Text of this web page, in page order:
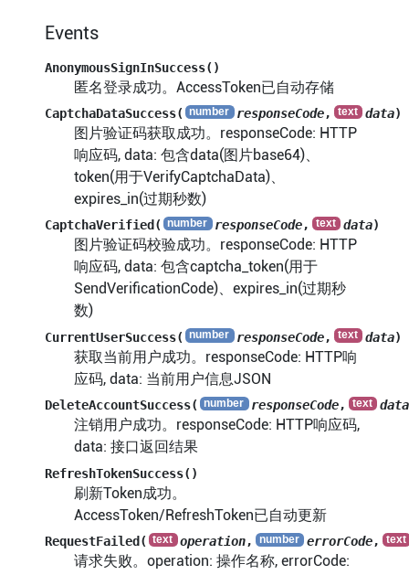
Events
AnonymousSignInSuccess()
匿名登录成功。AccessToken已自动存储
CaptchaDataSuccess( responseCode, data)
图片验证码获取成功。responseCode: HTTP
响应码, data: 包含data(图片base64)、
token(用于VerifyCaptchaData)、
expires_in(过期秒数)
CaptchaVerified( responseCode, data)
图片验证码校验成功。responseCode: HTTP
响应码, data: 包含captcha_token(用于
SendVerificationCode)、expires_in(过期秒
数)
CurrentUserSuccess( responseCode, data)
获取当前用户成功。responseCode: HTTP响
应码, data: 当前用户信息JSON
DeleteAccountSuccess( responseCode, data
注销用户成功。responseCode: HTTP响应码,
data: 接口返回结果
RefreshTokenSuccess()
刷新Token成功。
AccessToken/RefreshToken已自动更新
RequestFailed( operation, errorCode,
请求失败。operation: 操作名称, errorCode: